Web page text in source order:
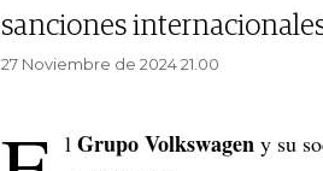
sanciones
27 Noviembre de 2024 21.00
l Grupo Volkswagen y su